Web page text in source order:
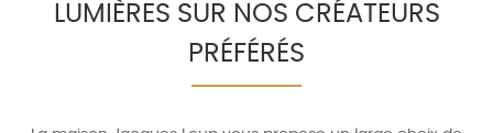
LUMIÈRES SUR NOS CRÉATEURS
PRÉFÉRÉS